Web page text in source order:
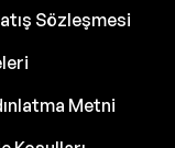
Sözleşmesi
Metni